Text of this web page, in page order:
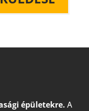
épületekre. A